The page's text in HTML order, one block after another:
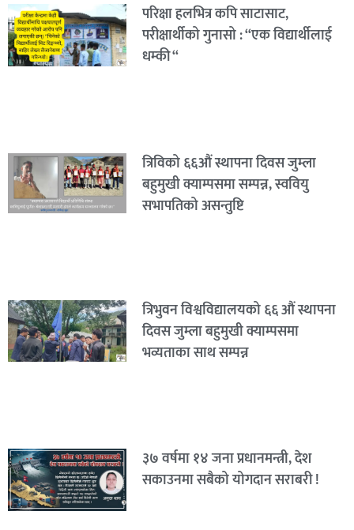
परिक्षा हलभित्र कपि साटासाट,
परीक्षार्थीको गुनासो : “एक विद्यार्थीलाई
धम्की “
त्रिविको ६६औं स्थापना दिवस जुम्ला
बहुमुखी क्याम्पसमा सम्पन्न, स्ववियु
सभापतिको असन्तुष्टि
त्रिभुवन विश्वविद्यालयको ६६ औं स्थापना
दिवस जुम्ला बहुमुखी क्याम्पसमा
भव्यताका साथ सम्पन्न
३७ वर्षमा १४ जना प्रधानमन्त्री, देश
सकाउनमा सबैको योगदान सराबरी !